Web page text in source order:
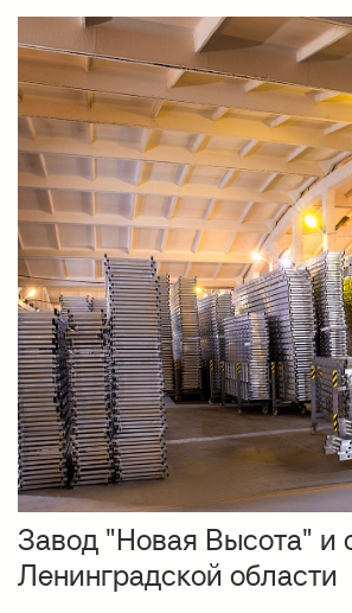
Завод "Новая Высота" и
Ленинградской области